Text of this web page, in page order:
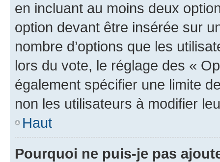
en incluant au moins deux
option devant être insérée sur
nombre d’options que les
lors du vote, le réglage des «
également spécifier une limite
non les utilisateurs à modifier
Haut
Pourquoi ne puis-je pas